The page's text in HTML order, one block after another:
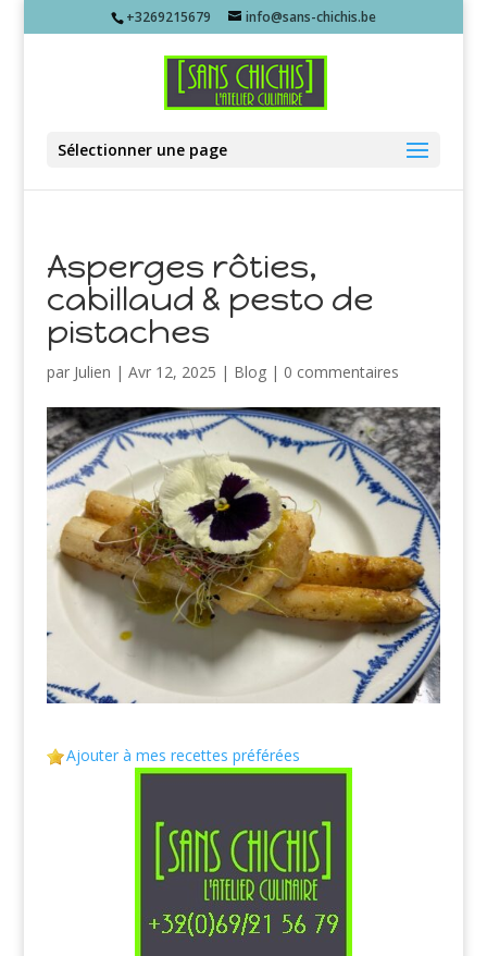
+3269215679 info@sans-chichis.be
Sélectionner une page
Asperges rôties,
cabillaud & pesto de
pistaches
par Julien | Avr 12, 2025 | Blog| 0 commentaires
Ajouter à mes recettes préférées